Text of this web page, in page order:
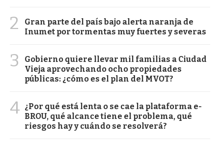
2
Gran parte del país bajo alerta naranja de
Inumet por tormentas muy fuertes y severas
3
Gobierno quiere llevar mil familias a Ciudad
Vieja aprovechando ocho propiedades
públicas: ¿cómo es el plan del MVOT?
4 ¿Por qué está lenta o se cae la plataforma e-
BROU, qué alcance tiene el problema, qué
riesgos hay y cuándo se resolverá?